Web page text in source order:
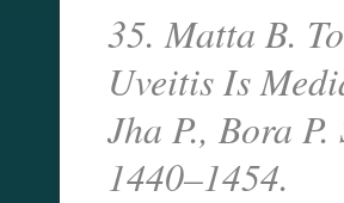
35. Matta B.
Uveitis Is
Jha P., Bora
1440–1454.